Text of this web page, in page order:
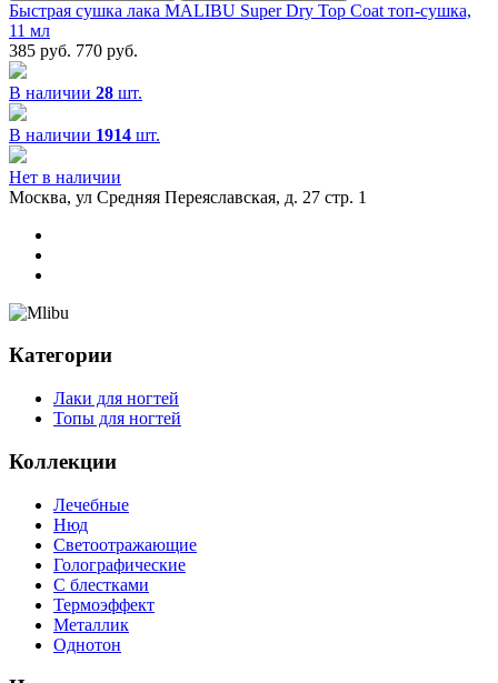
Быстрая сушка лака MALIBU Super Dry Top Coat топ-сушка,
11 мл
385 руб. 770 руб.
В наличии 28 шт.
В наличии 1914 шт.
Нет в наличии
Москва, ул Средняя Переяславская, д. 27 стр. 1
Категории
Лаки для ногтей
Топы для ногтей
Коллекции
Лечебные
Нюд
Светоотражающие
Голографические
С блестками
Термоэффект
Металлик
Однотон